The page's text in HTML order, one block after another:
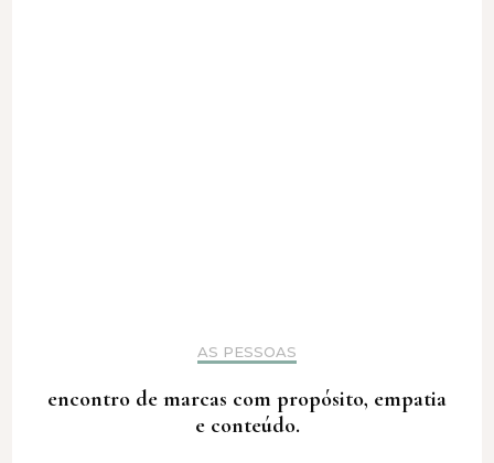
AS PESSOAS
encontro de marcas com propósito, empatia
e conteúdo.